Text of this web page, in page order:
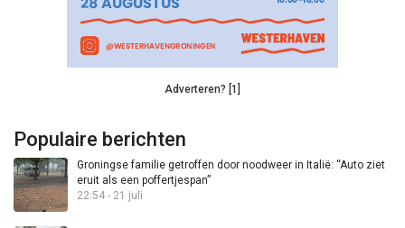
Adverteren? [1]
Populaire berichten
Groningse familie getroffen door noodweer in Italië: “Auto ziet
eruit als een poffertjespan”
22:54 - 21 juli